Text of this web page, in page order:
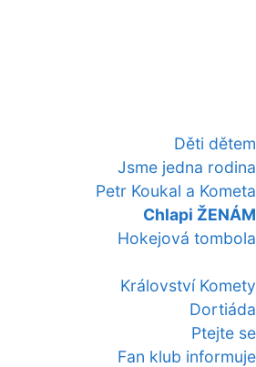
Děti dětem
Jsme jedna rodina
Petr Koukal a Kometa
Chlapi ŽENÁM
Hokejová tombola
Království Komety
Dortiáda
Ptejte se
Fan klub informuje